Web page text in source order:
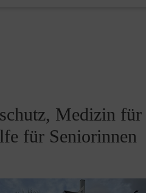
Medizin für
für Seniorinnen